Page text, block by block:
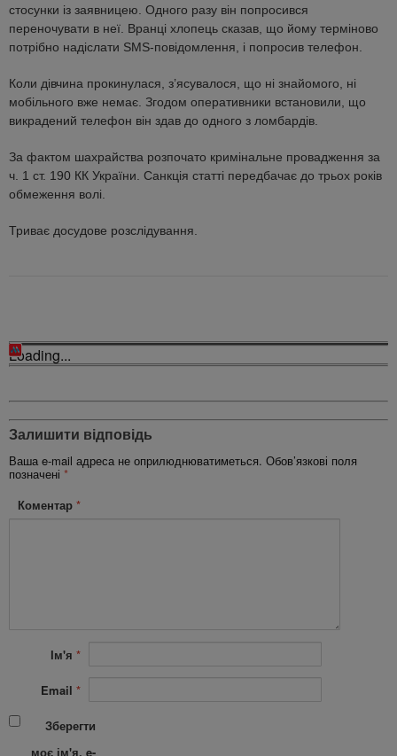
стосунки із заявницею. Одного разу він попросився
переночувати в неї. Вранці хлопець сказав, що йому терміново
потрібно надіслати SMS-повідомлення, і попросив телефон.
Коли дівчина прокинулася, з’ясувалося, що ні знайомого, ні
мобільного вже немає. Згодом оперативники встановили, що
викрадений телефон він здав до одного з ломбардів.
За фактом шахрайства розпочато кримінальне провадження за
ч. 1 ст. 190 КК України. Санкція статті передбачає до трьох років
обмеження волі.
Триває досудове розслідування.
Loading...
Залишити відповідь
Ваша e-mail адреса не оприлюднюватиметься. Обов’язкові поля
позначені *
Коментар *
Ім'я *
Email *
Зберегти
моє ім'я, e-